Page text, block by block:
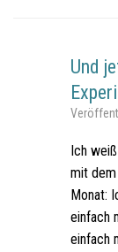
Und
Ich
mit
Monat:
einfach
einfach